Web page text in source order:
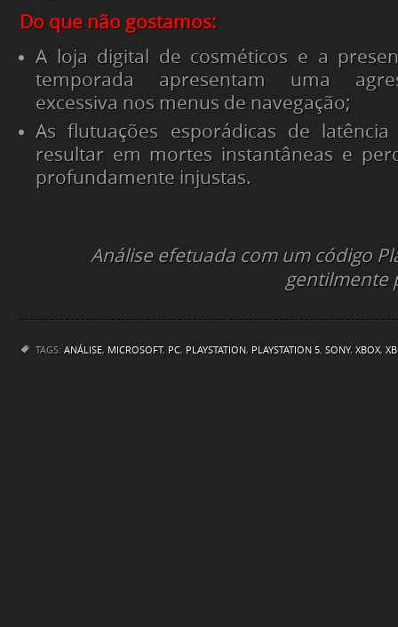
Do que não gostamos:
A loja digital de cosméticos e a
temporada apresentam uma
excessiva nos menus de navegação;
As flutuações esporádicas de
resultar em mortes instantâneas e
profundamente injustas.
Análise efetuada com um código
gentilmente
TAGS: ANÁLISE, MICROSOFT, PC, PLAYSTATION, PLAYSTATION 5, SONY, XBOX,